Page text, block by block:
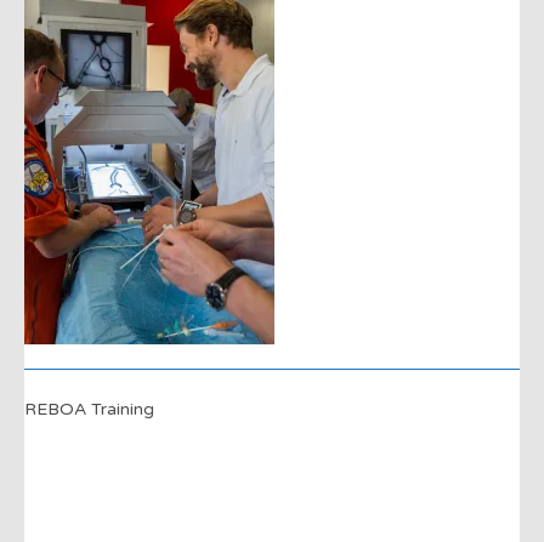
REBOA Training